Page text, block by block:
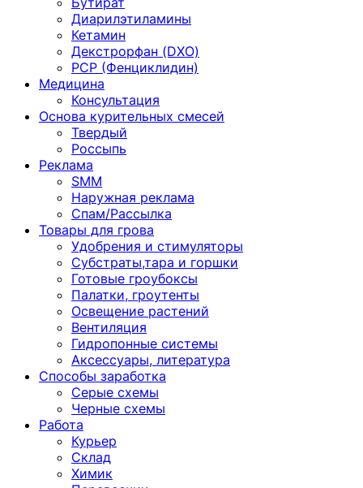
Диарилэтиламины
Кетамин
Декстрорфан (DXO)
PCP (Фенциклидин)
Медицина
Консультация
Основа курительных смесей
Твердый
Россыпь
Реклама
SMM
Наружная реклама
Спам/Рассылка
Товары для грова
Удобрения и стимуляторы
Субстраты,тара и горшки
Готовые гроубоксы
Палатки, гроутенты
Освещение растений
Вентиляция
Гидропонные системы
Аксессуары, литература
Способы заработка
Серые схемы
Черные схемы
Работа
Курьер
Склад
Химик